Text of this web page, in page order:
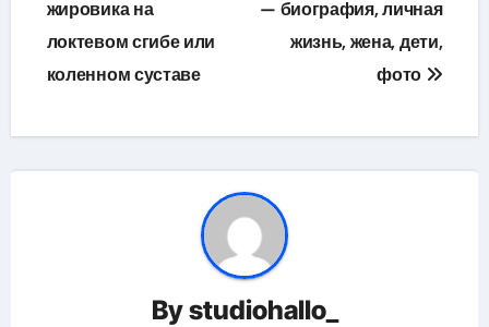
по
записям
жировика на
локтевом сгибе или
коленном суставе
— биография, личная
жизнь, жена, дети,
фото
Bystudiohallo_